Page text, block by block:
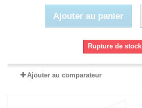
Ajouter au panier
Rupture de stock
Ajouter au comparateur